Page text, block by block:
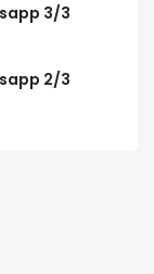
3/3
2/3